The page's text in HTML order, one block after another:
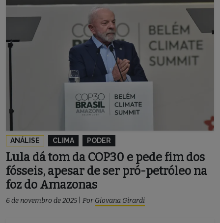
ANÁLISE CLIMA PODER
Lula dá tom da COP30 e pede fim dos
fósseis, apesar de ser pró-petróleo na
foz do Amazonas
6 de novembro de 2025 Por Giovana Girardi